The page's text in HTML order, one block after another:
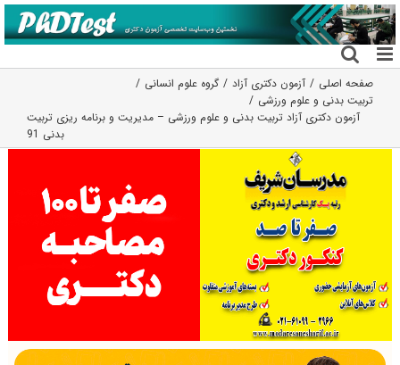
رفتن
به
محتوا
صفحه اصلی آزمون دکتری آزاد
گروه علوم انسانی
تربیت بدنی و علوم ورزشی
آزمون دکتری آزاد تربیت بدنی و علوم ورزشی – مدیریت و برنامه ریزی تربیت
بدنی 91